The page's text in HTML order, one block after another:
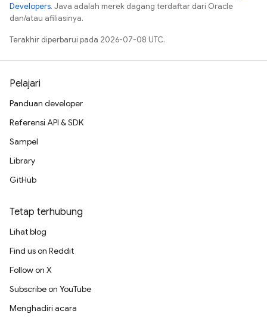
Developers. Java adalah merek dagang terdaftar dari Oracle
dan/atau afiliasinya.
Terakhir diperbarui pada 2026-07-08 UTC.
Pelajari
Panduan developer
Referensi API & SDK
Sampel
Library
GitHub
Tetap terhubung
Lihat blog
Find us on Reddit
Follow on X
Subscribe on YouTube
Menghadiri acara